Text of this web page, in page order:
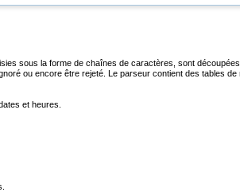
sous la forme de chaînes de caractères, sont
ou encore être rejeté. Le parseur contient des tables
et heures.